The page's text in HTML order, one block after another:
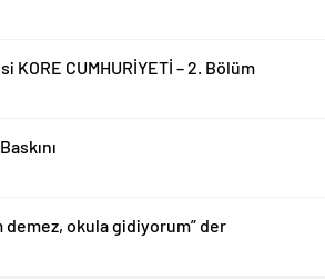
KORE CUMHURİYETİ – 2. Bölüm
okula gidiyorum” der